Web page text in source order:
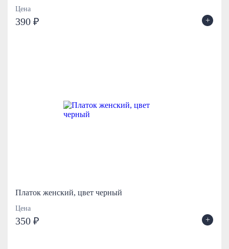
Цена
390 ₽ +
Платок женский, цвет черный
Цена
350 ₽ +